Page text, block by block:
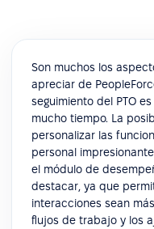
Son muchos los
apreciar de
seguimiento del PTO
mucho tiempo. La
personalizar las
personal
el módulo de
destacar, ya que
interacciones sean
flujos de trabajo y los